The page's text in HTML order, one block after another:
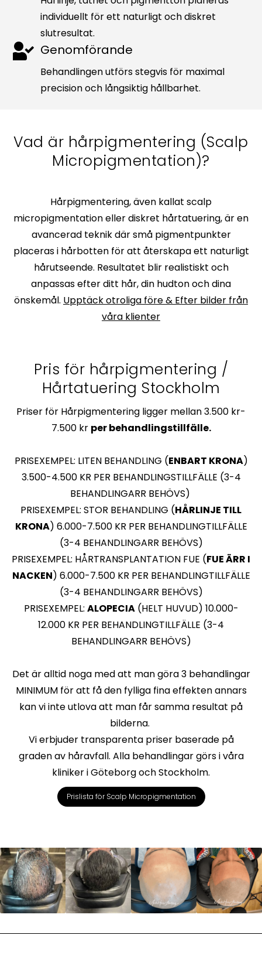
individuellt för ett naturligt och diskret
slutresultat.
Genomförande
Behandlingen utförs stegvis för maximal
precision och långsiktig hållbarhet.
Vad är hårpigmentering (Scalp
Micropigmentation)?
Hårpigmentering, även kallat scalp
micropigmentation eller diskret hårtatuering, är en
avancerad teknik där små pigmentpunkter
placeras i hårbotten för att återskapa ett naturligt
hårutseende. Resultatet blir realistiskt och
anpassas efter ditt hår, din hudton och dina
önskemål. Upptäck otroliga före & Efter bilder från
våra klienter
Pris för hårpigmentering /
Hårtatuering Stockholm
Priser för Hårpigmentering ligger mellan 3.500 kr-
7.500 kr per behandlingstillfälle.
PRISEXEMPEL: LITEN BEHANDLING (ENBART KRONA)
3.500-4.500 KR PER BEHANDLINGSTILLFÄLLE (3-4
BEHANDLINGARR BEHÖVS)
PRISEXEMPEL: STOR BEHANDLING (HÅRLINJE TILL
KRONA) 6.000-7.500 KR PER BEHANDLINGTILLFÄLLE
(3-4 BEHANDLINGARR BEHÖVS)
PRISEXEMPEL: HÅRTRANSPLANTATION FUE (FUE ÄRR I
NACKEN) 6.000-7.500 KR PER BEHANDLINGTILLFÄLLE
(3-4 BEHANDLINGARR BEHÖVS)
PRISEXEMPEL: ALOPECIA(HELT HUVUD) 10.000-
12.000 KR PER BEHANDLINGTILLFÄLLE (3-4
BEHANDLINGARR BEHÖVS)
Det är alltid noga med att man göra 3 behandlingar
MINIMUM för att få den fylliga fina effekten annars
kan vi inte utlova att man får samma resultat på
bilderna.
Vi erbjuder transparenta priser baserade på
graden av håravfall. Alla behandlingar görs i våra
kliniker i Göteborg och Stockholm.
Prislista för Scalp Micropigmentation